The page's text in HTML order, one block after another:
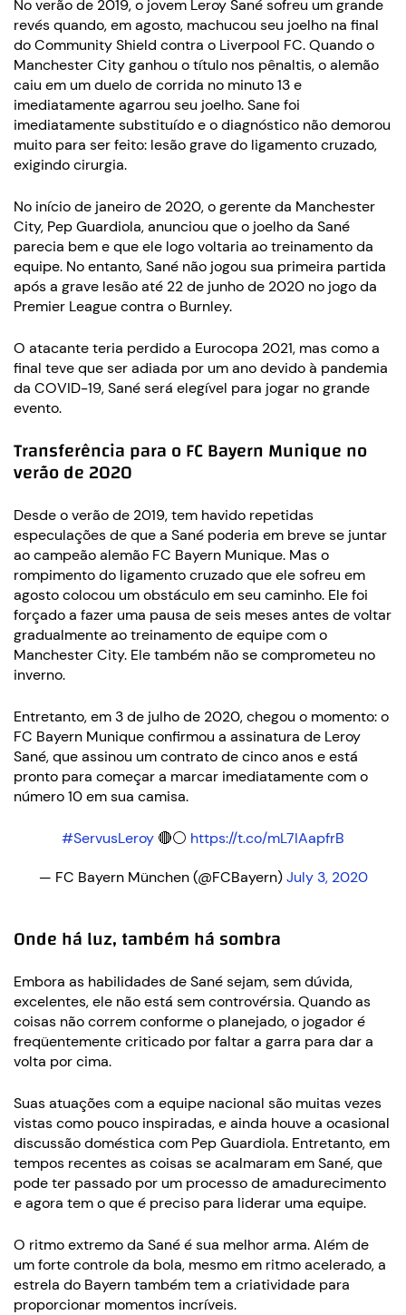
No verão de 2019, o jovem Leroy Sané sofreu um grande
revés quando, em agosto, machucou seu joelho na final
do Community Shield contra o Liverpool FC. Quando o
Manchester City ganhou o título nos pênaltis, o alemão
caiu em um duelo de corrida no minuto 13 e
imediatamente agarrou seu joelho. Sane foi
imediatamente substituído e o diagnóstico não demorou
muito para ser feito: lesão grave do ligamento cruzado,
exigindo cirurgia.
No início de janeiro de 2020, o gerente da Manchester
City, Pep Guardiola, anunciou que o joelho da Sané
parecia bem e que ele logo voltaria ao treinamento da
equipe. No entanto, Sané não jogou sua primeira partida
após a grave lesão até 22 de junho de 2020 no jogo da
Premier League contra o Burnley.
O atacante teria perdido a Eurocopa 2021, mas como a
final teve que ser adiada por um ano devido à pandemia
da COVID-19, Sané será elegível para jogar no grande
evento.
Transferência para o FC Bayern Munique no
verão de 2020
Desde o verão de 2019, tem havido repetidas
especulações de que a Sané poderia em breve se juntar
ao campeão alemão FC Bayern Munique. Mas o
rompimento do ligamento cruzado que ele sofreu em
agosto colocou um obstáculo em seu caminho. Ele foi
forçado a fazer uma pausa de seis meses antes de voltar
gradualmente ao treinamento de equipe com o
Manchester City. Ele também não se comprometeu no
inverno.
Entretanto, em 3 de julho de 2020, chegou o momento: o
FC Bayern Munique confirmou a assinatura de Leroy
Sané, que assinou um contrato de cinco anos e está
pronto para começar a marcar imediatamente com o
número 10 em sua camisa.
#ServusLeroy 🔴⚪ https://t.co/mL7IAapfrB
— FC Bayern München (@FCBayern)July 3, 2020
Onde há luz, também há sombra
Embora as habilidades de Sané sejam, sem dúvida,
excelentes, ele não está sem controvérsia. Quando as
coisas não correm conforme o planejado, o jogador é
freqüentemente criticado por faltar a garra para dar a
volta por cima.
Suas atuações com a equipe nacional são muitas vezes
vistas como pouco inspiradas, e ainda houve a ocasional
discussão doméstica com Pep Guardiola. Entretanto, em
tempos recentes as coisas se acalmaram em Sané, que
pode ter passado por um processo de amadurecimento
e agora tem o que é preciso para liderar uma equipe.
O ritmo extremo da Sané é sua melhor arma. Além de
um forte controle da bola, mesmo em ritmo acelerado, a
estrela do Bayern também tem a criatividade para
proporcionar momentos incríveis.